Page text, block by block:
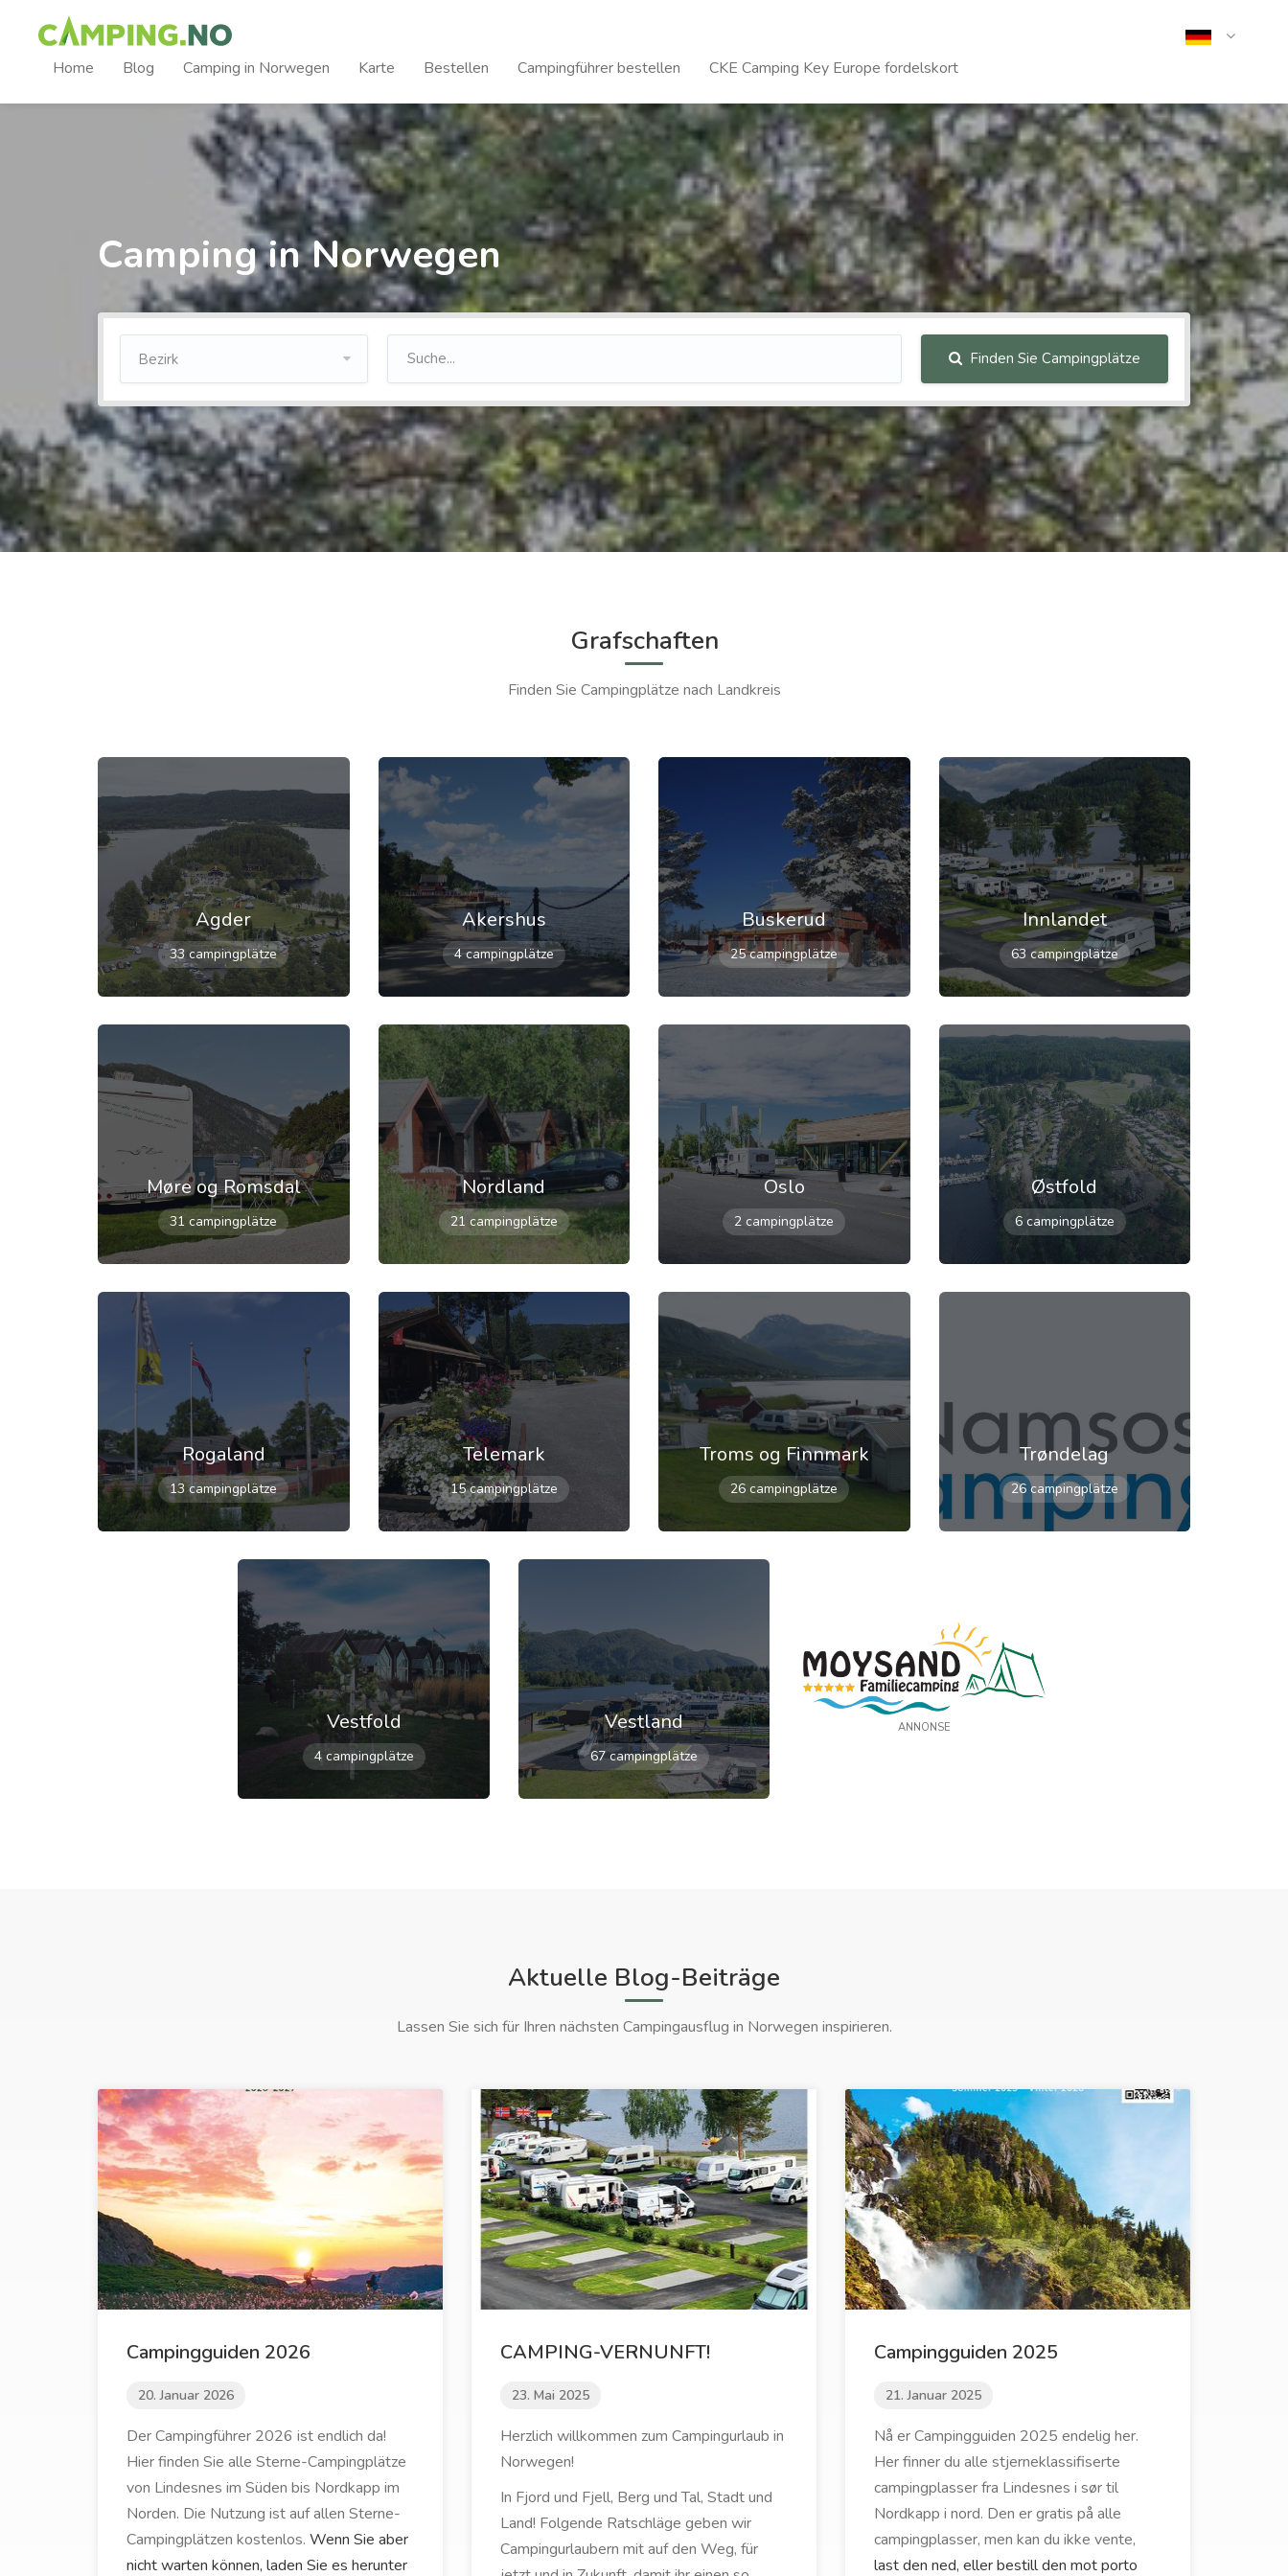
Home Blog Camping in Norwegen Karte Bestellen Campingführer bestellen CKE Camping Key Europe fordelskort
Camping in Norwegen
Bezirk Finden Sie Campingplätze
Grafschaften
Finden Sie Campingplätze nach Landkreis
Agder
33 campingplätze
Akershus
4 campingplätze
Buskerud
25 campingplätze
Innlandet
63 campingplätze
Møre og Romsdal
31 campingplätze
Nordland
21 campingplätze
Oslo
2 campingplätze
Østfold
6 campingplätze
Rogaland
13 campingplätze
Telemark
15 campingplätze
Troms og Finnmark
26 campingplätze
Trøndelag
26 campingplätze
Vestfold
4 campingplätze
Vestland
67 campingplätze
ANNONSE
Aktuelle Blog-Beiträge
Lassen Sie sich für Ihren nächsten Campingausflug in Norwegen inspirieren.
Campingguiden 2026
20. Januar 2026
Der Campingführer 2026 ist endlich da!
Hier finden Sie alle Sterne-Campingplätze
von Lindesnes im Süden bis Nordkapp im
Norden. Die Nutzung ist auf allen Sterne-
Campingplätzen kostenlos. Wenn Sie aber
nicht warten können, laden Sie es herunter
CAMPING-VERNUNFT!
23. Mai 2025
Herzlich willkommen zum Campingurlaub in
Norwegen!
In Fjord und Fjell, Berg und Tal, Stadt und
Land! Folgende Ratschläge geben wir
Campingurlaubern mit auf den Weg, für
Campingguiden 2025
21. Januar 2025
Nå er Campingguiden 2025 endelig her.
Her finner du alle stjerneklassifiserte
campingplasser fra Lindesnes i sør til
Nordkapp i nord. Den er gratis på alle
campingplasser, men kan du ikke vente,
last den ned, eller bestill den mot porto